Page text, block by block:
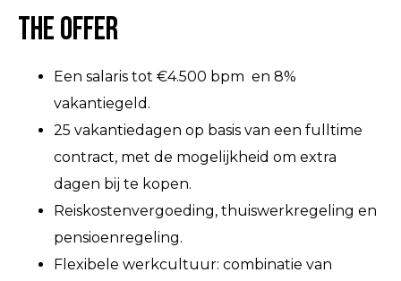
The Offer
Een salaris tot €4.500 bpm en 8%
vakantiegeld.
25 vakantiedagen op basis van een fulltime
contract, met de mogelijkheid om extra
dagen bij te kopen.
Reiskostenvergoeding, thuiswerkregeling en
pensioenregeling.
Flexibele werkcultuur: combinatie van